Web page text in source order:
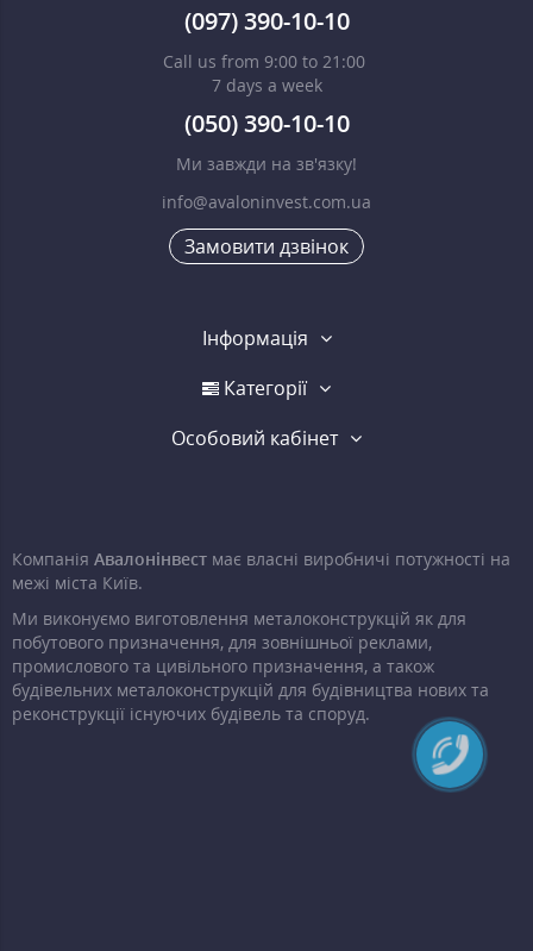
(097) 390-10-10
Call us from 9:00 to 21:00
7 days a week
(050) 390-10-10
Ми завжди на зв'язку!
info@avaloninvest.com.ua
Замовити дзвінок
Інформація
Категорії
Особовий кабінет
Компанія Авалонінвест має власні виробничі потужності на
межі міста Київ.
Ми виконуємо виготовлення металоконструкцій як для
побутового призначення, для зовнішньої реклами,
промислового та цивільного призначення, а також
будівельних металоконструкцій для будівництва нових та
реконструкції існуючих будівель та споруд.